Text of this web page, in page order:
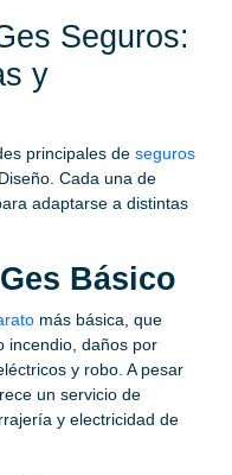
Seguros:
y
principales de seguros
Cada una de
adaptarse a distintas
Básico
más básica, que
incendio, daños por
y robo. A pesar
un servicio de
y electricidad de